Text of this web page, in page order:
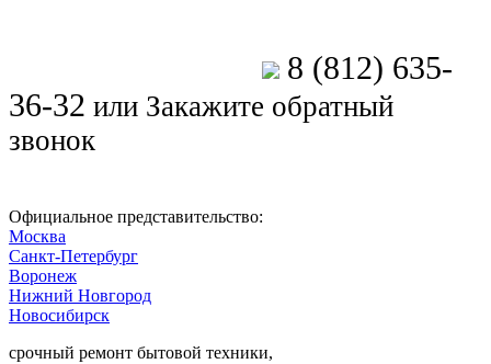
8 (812) 635-
36-32 или Закажите обратный
звонок
Официальное представительство:
Москва
Санкт-Петербург
Воронеж
Нижний Новгород
Новосибирск
срочный ремонт бытовой техники,